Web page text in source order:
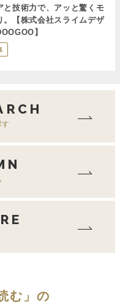
と技術力で、アッと驚くモ
。【株式会社スライムデザ
】
む 」の